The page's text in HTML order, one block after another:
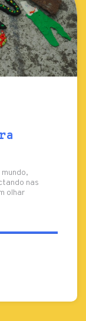
nas
olhar